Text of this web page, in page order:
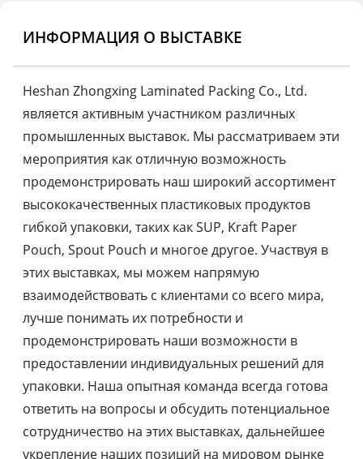
ИНФОРМАЦИЯ О ВЫСТАВКЕ
Heshan Zhongxing Laminated Packing Co., Ltd.
является активным участником различных
промышленных выставок. Мы рассматриваем эти
мероприятия как отличную возможность
продемонстрировать наш широкий ассортимент
высококачественных пластиковых продуктов
гибкой упаковки, таких как SUP, Kraft Paper
Pouch, Spout Pouch и многое другое. Участвуя в
этих выставках, мы можем напрямую
взаимодействовать с клиентами со всего мира,
лучше понимать их потребности и
продемонстрировать наши возможности в
предоставлении индивидуальных решений для
упаковки. Наша опытная команда всегда готова
ответить на вопросы и обсудить потенциальное
сотрудничество на этих выставках, дальнейшее
укрепление наших позиций на мировом рынке